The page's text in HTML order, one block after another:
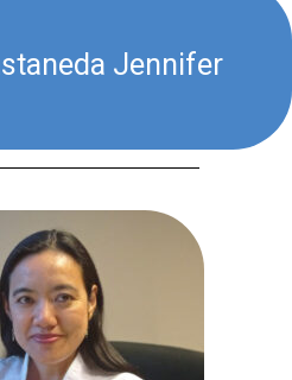
Jennifer